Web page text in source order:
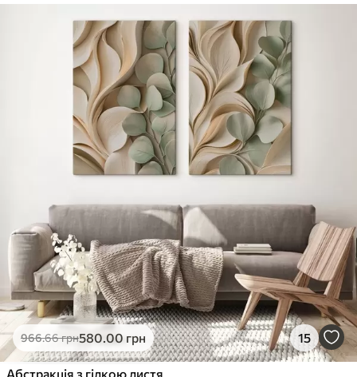
966.66грн580.00 грн 15
Абстракція з гілкою листя